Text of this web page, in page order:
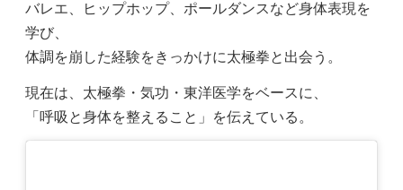
バレエ、ヒップホップ、ポールダンスなど身体表現を
学び、
体調を崩した経験をきっかけに太極拳と出会う。
現在は、 太極拳・気功・東洋医学をベースに、
「呼吸と身体を整えること」を伝えている。